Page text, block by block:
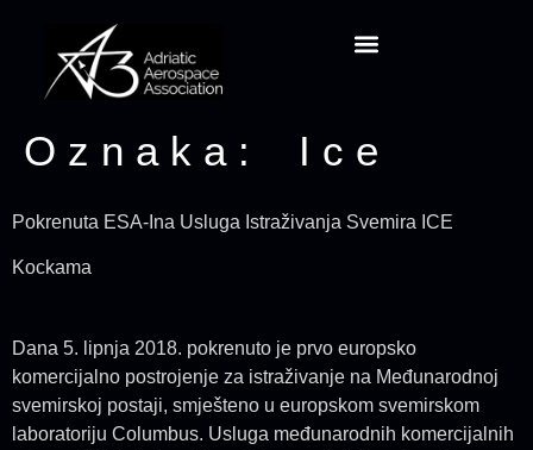
Oznaka: Ice
Pokrenuta ESA-Ina Usluga Istraživanja Svemira ICE
Kockama
Dana 5. lipnja 2018. pokrenuto je prvo europsko
komercijalno postrojenje za istraživanje na Međunarodnoj
svemirskoj postaji, smješteno u europskom svemirskom
laboratoriju Columbus. Usluga međunarodnih komercijalnih